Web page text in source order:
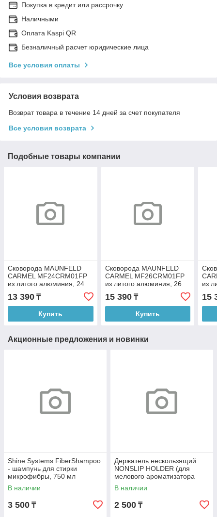
Покупка в кредит или рассрочку
Наличными
Оплата Kaspi QR
Безналичный расчет юридические лица
Все условия оплаты
Условия возврата
Возврат товара в течение 14 дней за счет покупателя
Все условия возврата
Подобные товары компании
Сковорода MAUNFELD
CARMEL MF24CRM01FP
из литого алюминия, 24
13 390 ₸
Купить
Сковорода MAUNFELD
CARMEL MF26CRM01FP
из литого алюминия, 26
15 390₸
Купить
из
15
Акционные предложения и новинки
Shine Systems FiberShampoo
- шампунь для стирки
микрофибры, 750 мл
В наличии
3 500 ₸
Держатель нескользящий
NONSLIP HOLDER (для
мелового ароматизатора
SPIRIT REFILL)арт X.д
В наличии
2 500 ₸